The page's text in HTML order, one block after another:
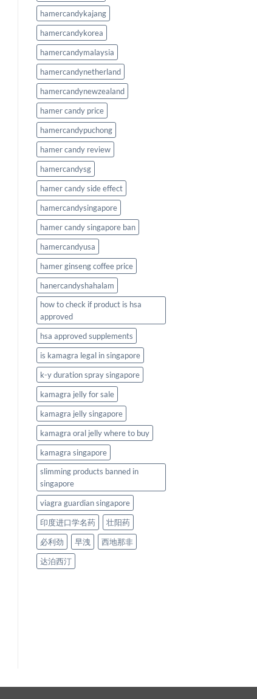
hamercandykajang
hamercandykorea
hamercandymalaysia
hamercandynetherland
hamercandynewzealand
hamer candy price
hamercandypuchong
hamer candy review
hamercandysg
hamer candy side effect
hamercandysingapore
hamer candy singapore ban
hamercandyusa
hamer ginseng coffee price
hanercandyshahalam
how to check if product is hsa
approved
hsa approved supplements
is kamagra legal in singapore
k-y duration spray singapore
kamagra jelly for sale
kamagra jelly singapore
kamagra oral jelly where to buy
kamagra singapore
slimming products banned in
singapore
viagra guardian singapore
印度进口学名药
壮阳药
必利劲
早洩
西地那非
达泊西汀